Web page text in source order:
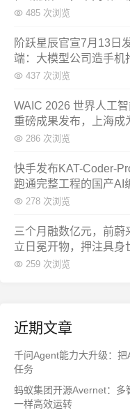
485 次浏览
阶跃星辰官宣7月13日
端：大模型公司造手机
437 次浏览
WAIC 2026 世界人工
重磅成果发布，上海成
286 次浏览
快手发布KAT-Coder-
跑通完整工程的国产AI
278 次浏览
三个月融数亿元，前蔚
立日冕开物，押注具身
259 次浏览
近期文章
千问Agent能力大升级：
任务
蚂蚁集团开源Avernet：多
一样高效运转